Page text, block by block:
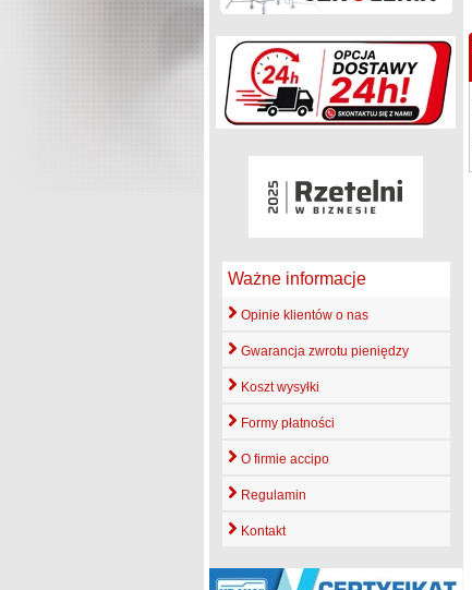
Ważne informacje
Opinie klientów o nas
Gwarancja zwrotu pieniędzy
Koszt wysyłki
Formy płatności
O firmie accipo
Regulamin
Kontakt